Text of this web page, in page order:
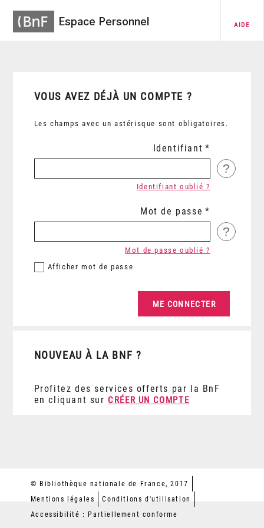
Espace Personnel AIDE
VOUS AVEZ DÉJÀ UN COMPTE ?
Les champs avec un astérisque sont obligatoires.
Identifiant
?
Identifiant oublié ?
Mot de passe
?
Afficher mot de passe
Mot de passe oublié ?
NOUVEAU À LA BNF ?
Profitez des services offerts par la BnF
en cliquant sur CRÉER UN COMPTE
© Bibliothèque nationale de France, 2017
Mentions légales
Conditions d'utilisation
Accessibilité : Partiellement conforme